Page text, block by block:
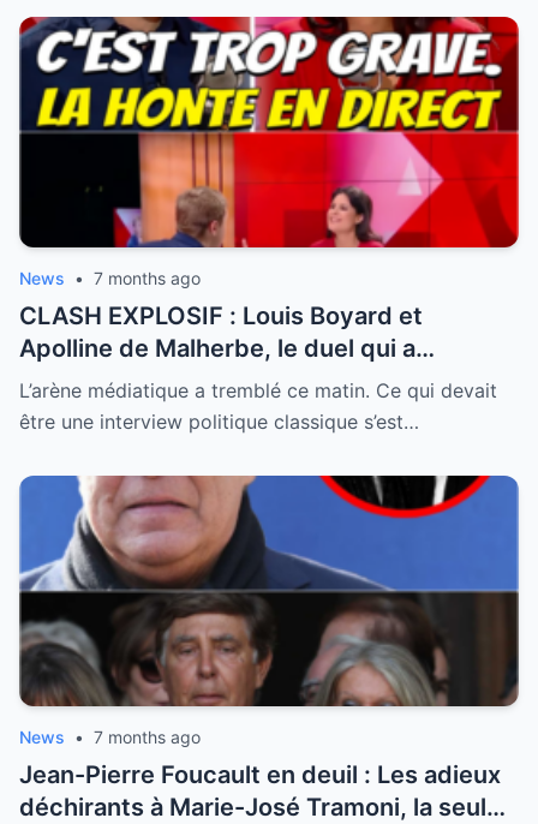
News • 7 months ago
CLASH EXPLOSIF : Louis Boyard et
Apolline de Malherbe, le duel qui a
embrasé le direct !
L’arène médiatique a tremblé ce matin. Ce qui devait
être une interview politique classique s’est…
News • 7 months ago
Jean-Pierre Foucault en deuil : Les adieux
déchirants à Marie-José Tramoni, la seule